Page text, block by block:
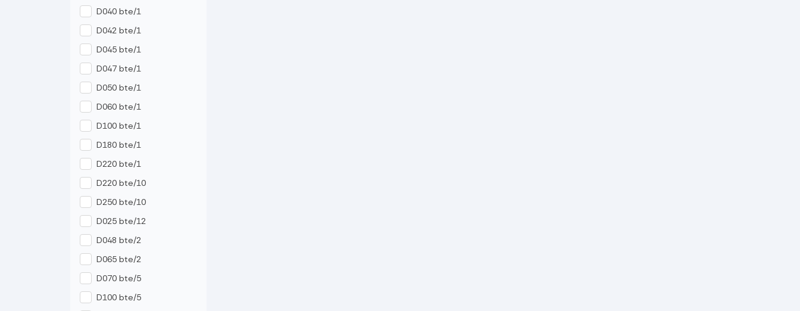
D040 bte/1
D042 bte/1
D045 bte/1
D047 bte/1
D050 bte/1
D060 bte/1
D100 bte/1
D180 bte/1
D220 bte/1
D220 bte/10
D250 bte/10
D025 bte/12
D048 bte/2
D065 bte/2
D070 bte/5
D100 bte/5